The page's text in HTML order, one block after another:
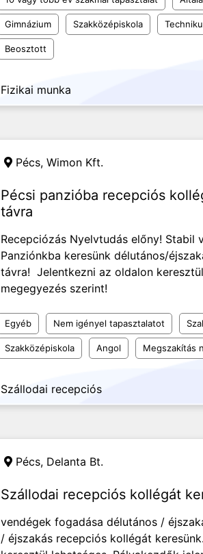
Gimnázium Szakközépiskola
Beosztott
Fizikai munka
Pécs, Wimon Kft.
Pécsi panzióba recepciós
távra
Recepciózás Nyelvtudás előny! Stabil
Panziónkba keresünk délutános/
távra! Jelentkezni az oldalon
megegyezés szerint!
Egyéb Nem igényel tapasztalatot
Szakközépiskola Angol Megszakítás
Szállodai recepciós
Pécs, Delanta Bt.
Szállodai recepciós kollégát
vendégek fogadása délutános /
/ éjszakás recepciós kollégát